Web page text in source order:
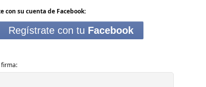
su cuenta de Facebook:
Regístrate con tu Facebook